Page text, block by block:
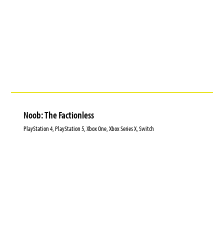
Noob: The Factionless
PlayStation 4, PlayStation 5, Xbox One, Xbox Series X, Switch